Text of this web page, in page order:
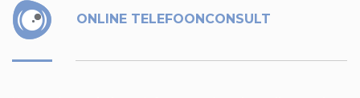
ONLINE TELEFOONCONSULT